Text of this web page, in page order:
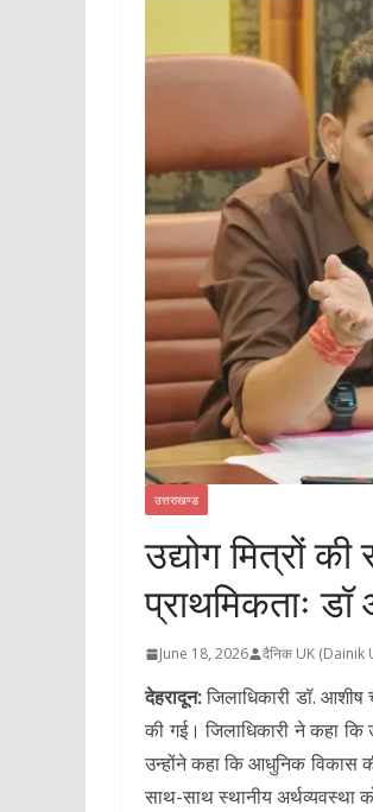
उत्तराखण्ड
उद्योग मित्रों
प्राथमिकताः
June 18, 2026 दैनिक UK (Dainik
देहरादून:जिलाधिकारी डॉ. आशीष
की गई। जिलाधिकारी ने कहा कि
उन्होंने कहा कि आधुनिक विकास
साथ-साथ स्थानीय अर्थव्यवस्था